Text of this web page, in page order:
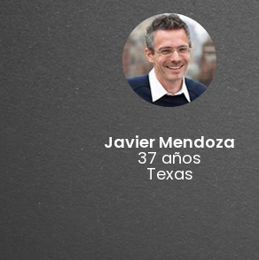
Javier Mendoza
37 años
Texas